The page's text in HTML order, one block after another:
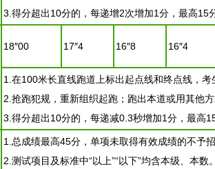
3.得分超出10分的，每递增2次增加1分，最高15
18″00 17″4 16″8 16″4
1.在100米长直线跑道上标出起点线和终点线，
2.抢跑犯规，重新组织起跑；跑出本道或用其他
3.得分超出10分的，每递减0.3秒增加1分，最高
1.总成绩最高45分，单项未取得有效成绩的不予
2.测试项目及标准中“以上”“以下”均含本级、本数